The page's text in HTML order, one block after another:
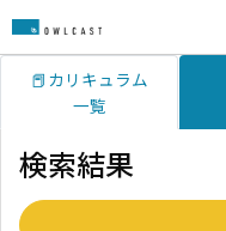
📕カリキュラム
一覧
検索結果